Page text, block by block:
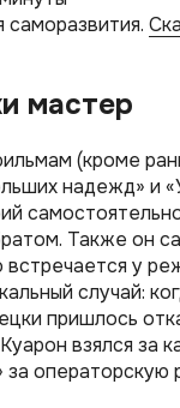
мастер
(кроме
надежд» и
Также он
у
случай:
пришлось
взялся за
за операторскую